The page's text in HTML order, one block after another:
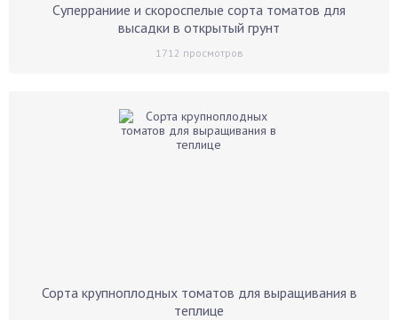
Суперраниие и скороспелые сорта томатов для
высадки в открытый грунт
1712 просмотров
Сорта крупноплодных томатов для выращивания в
теплице